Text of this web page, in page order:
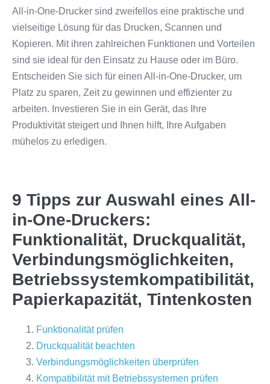
All-in-One-Drucker sind zweifellos eine praktische und
vielseitige Lösung für das Drucken, Scannen und
Kopieren. Mit ihren zahlreichen Funktionen und Vorteilen
sind sie ideal für den Einsatz zu Hause oder im Büro.
Entscheiden Sie sich für einen All-in-One-Drucker, um
Platz zu sparen, Zeit zu gewinnen und effizienter zu
arbeiten. Investieren Sie in ein Gerät, das Ihre
Produktivität steigert und Ihnen hilft, Ihre Aufgaben
mühelos zu erledigen.
9 Tipps zur Auswahl eines All-
in-One-Druckers:
Funktionalität, Druckqualität,
Verbindungsmöglichkeiten,
Betriebssystemkompatibilität,
Papierkapazität, Tintenkosten
Funktionalität prüfen
Druckqualität beachten
Verbindungsmöglichkeiten überprüfen
Kompatibilität mit Betriebssystemen prüfen